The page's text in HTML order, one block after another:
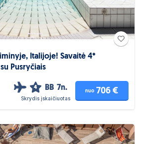
Italijoje! Savaitė 4*
Pusryčiais
4 BB 7n.
Skrydis įskaičiuotas
nuo 706 €